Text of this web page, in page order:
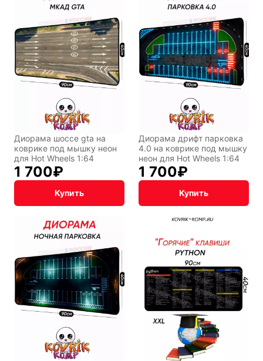
Диорама шоссе gta на
коврике под мышку неон
для Hot Wheels 1:64
1 700₽
Купить
Диорама дрифт парковка
4.0 на коврике под мышку
неон для Hot Wheels 1:64
1 700₽
Купить
Подарочная
упаковка